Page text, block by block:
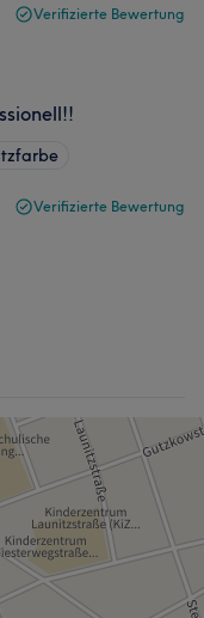
Verifizierte Bewertung
Verifizierte Bewertung